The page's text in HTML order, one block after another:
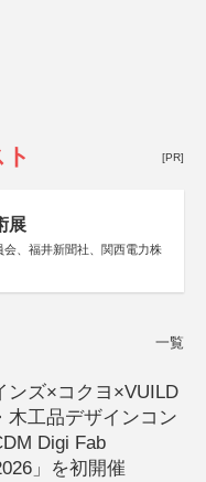
[PR]
展
、福井新聞社、関西電力株
一覧
ンズ×コクヨ×VUILD
木工品デザインコン
Digi Fab
」を初開催